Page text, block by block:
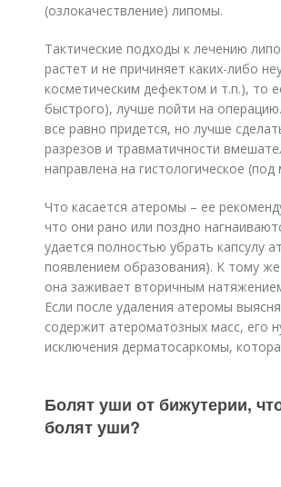
(озлокачествление) липомы.
Тактические подходы к лечению
растет и не причиняет каких-либо
косметическим дефектом и т.п.), то
быстрого), лучше пойти на
все равно придется, но лучше
разрезов и травматичности
направлена на гистологическое
Что касается атеромы – ее
что они рано или поздно
удается полностью убрать капсулу
появлением образования). К тому
она заживает вторичным
Если после удаления атеромы
содержит атероматозных масс, его
исключения дерматосаркомы,
Болят уши от бижутерии,
болят уши?